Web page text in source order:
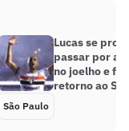
Lucas se
passar por
no joelho e
retorno ao
São Paulo